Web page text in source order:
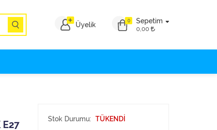
0 Sepetim
0,00
Üyelik
Stok Durumu: TÜKENDİ